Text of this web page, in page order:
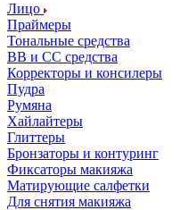
Лицо
Праймеры
Тональные средства
ВВ и СС средства
Корректоры и консилеры
Пудра
Румяна
Хайлайтеры
Глиттеры
Бронзаторы и контуринг
Фиксаторы макияжа
Матирующие салфетки
Для снятия макияжа